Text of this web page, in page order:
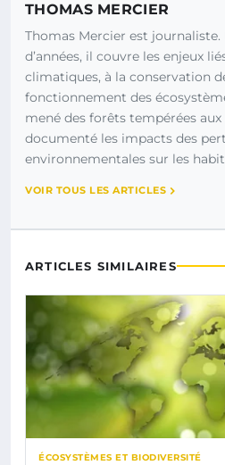
THOMAS MERCIER
Thomas Mercier est
d’années, il couvre les enjeux
climatiques, à la conservation
fonctionnement des
mené des forêts tempérées
documenté les impacts des
environnementales sur les
VOIR TOUS LES ARTICLES
ARTICLES SIMILAIRES
ÉCOSYSTÈMES ET BIODIVERSITÉ